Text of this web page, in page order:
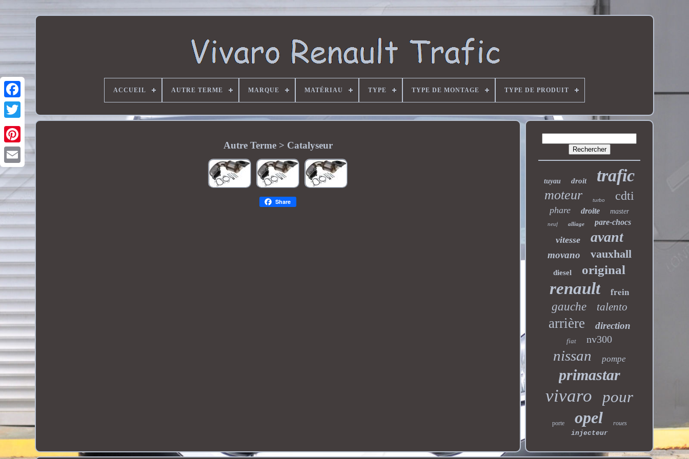
ACCUEIL AUTRE TERME MARQUE MATÉRIAU TYPE TYPE DE MONTAGE TYPE DE PRODUIT
Autre Terme > Catalyseur
Share
tuyau droit trafic
moteur turbo cdti
phare droite master
neuf alliage pare-chocs
vitesse avant
movano vauxhall
diesel original
renault
frein
gauche
talento
arrière direction
fiat nv300
nissan pompe
primastar
vivaro pour
porte opel roues
injecteur